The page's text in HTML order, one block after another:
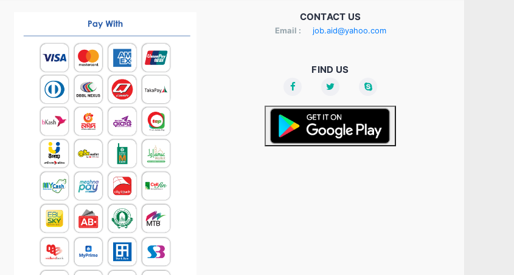
CONTACT US
Email : job.aid@yahoo.com
FIND US